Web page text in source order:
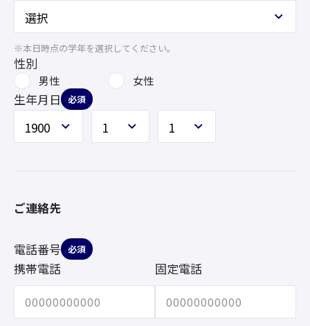
※本日時点の学年を選択してください。
性別
男性 女性
生年月日 必須
ご連絡先
電話番号 必須
携帯電話 固定電話